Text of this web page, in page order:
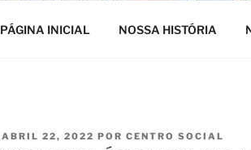
PÁGINA INICIAL NOSSA HISTÓRIA
PUBLICADO
ABRIL 22, 2022 POR CENTRO SOCIAL